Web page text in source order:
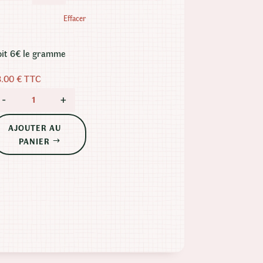
Effacer
6€ le gramme
€TTC
QUANTITÉ DE BLOOD LIME CBD BIO GREENHOUSE
- +
AJOUTER AU
PANIER